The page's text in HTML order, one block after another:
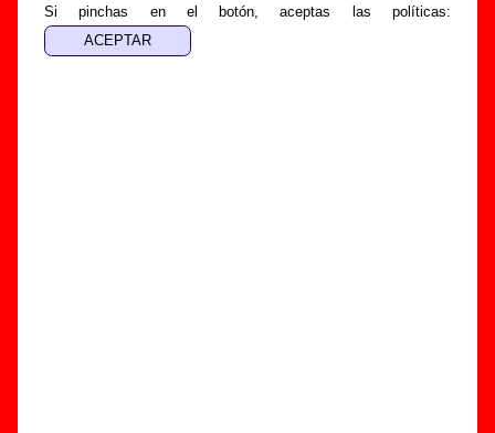
Si pinchas en el botón, aceptas las políticas:
de las canciones (productor, músicos, colaboradores y
responsables de la grabación, las mezclas y la